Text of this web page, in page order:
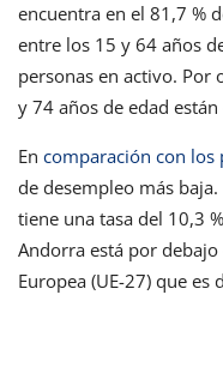
encuentra en el 81,7 %
entre los 15 y 64 años
personas en activo. Por
y 74 años de edad
En comparación con los
de desempleo más
tiene una tasa del 10,3
Andorra está por
Europea (UE-27) que es